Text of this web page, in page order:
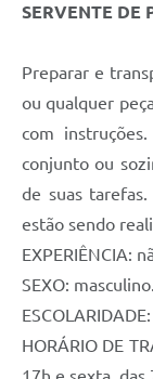
SERVENTE DE
Preparar e
ou qualquer
com
conjunto ou
de suas
estão sendo
EXPERIÊNCIA:
SEXO: masculino.
HORÁRIO DE